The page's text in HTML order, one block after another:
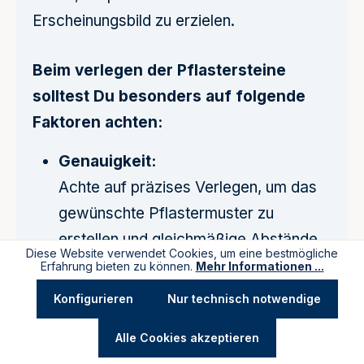
Erscheinungsbild zu erzielen.
Beim verlegen der Pflastersteine
solltest Du besonders auf folgende
Faktoren achten:
Genauigkeit:
Achte auf präzises Verlegen, um das
gewünschte Pflastermuster zu
erstellen und gleichmäßige Abstände
zwischen den Steinen sicherzustellen.
Korrekte Ausrichtung:
Stelle sicher, dass die Pflastersteine in
der richtigen Ausrichtung verlegt
Diese Website verwendet Cookies, um eine bestmögliche
Erfahrung bieten zu können. Mehr Informationen ...
Nur technisch notwendige
Konfigurieren
Alle Cookies akzeptieren